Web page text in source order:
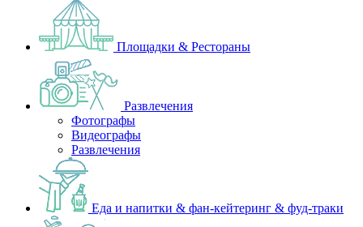
Площадки & Рестораны
Развлечения
Фотографы
Видеографы
Развлечения
Еда и напитки & фан-кейтеринг & фуд-траки